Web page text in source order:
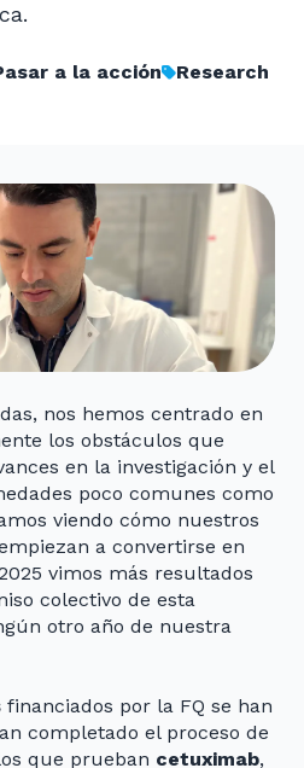
a la acción Research
nos hemos centrado en
los obstáculos que
en la investigación y el
poco comunes como
viendo cómo nuestros
a convertirse en
vimos más resultados
colectivo de esta
otro año de nuestra
financiados por la FQ se han
completado el proceso de
que prueban cetuximab,